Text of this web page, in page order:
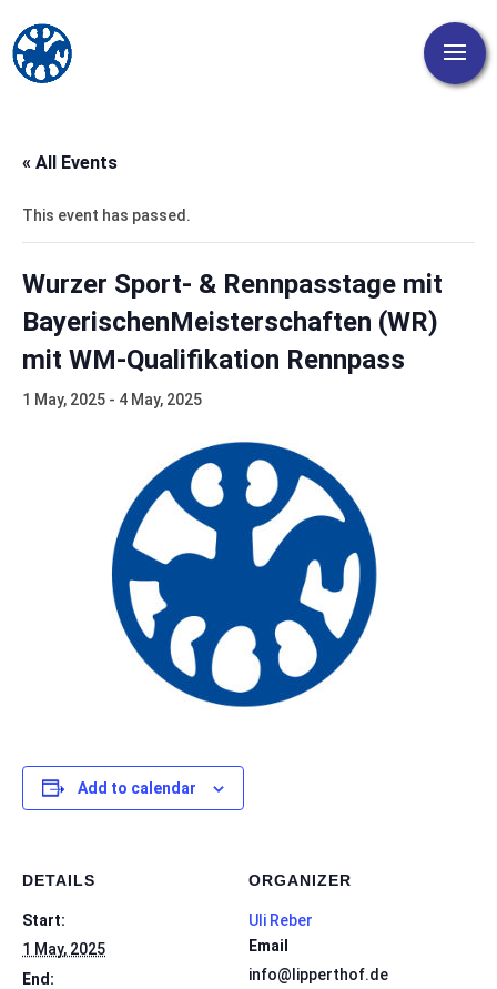
« All Events
This event has passed.
Wurzer Sport- & Rennpasstage mit
BayerischenMeisterschaften (WR)
mit WM-Qualifikation Rennpass
1 May, 2025 - 4 May, 2025
Add to calendar
DETAILS
Start:
1 May, 2025
End:
ORGANIZER
Uli Reber
Email
info@lipperthof.de